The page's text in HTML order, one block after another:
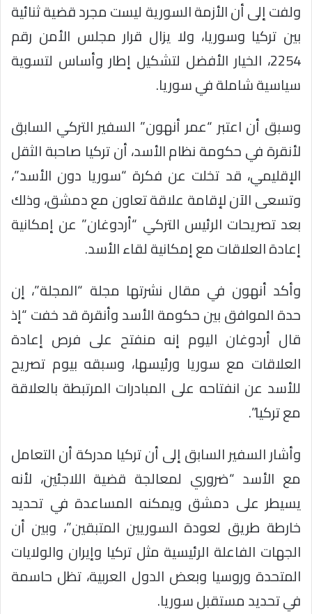
ولفت إلى أن الأزمة السورية ليست مجرد قضية ثنائية
بين تركيا وسوريا، ولا يزال قرار مجلس الأمن رقم
2254، الخيار الأفضل لتشكيل إطار وأساس لتسوية
سياسية شاملة في سوريا.
وسبق أن اعتبر “عمر أنهون” السفير التركي السابق
لأنقرة في حكومة نظام الأسد، أن تركيا صاحبة الثقل
الإقليمي، قد تخلت عن فكرة “سوريا دون الأسد”،
وتسعى الآن لإقامة علاقة تعاون مع دمشق، وذلك
بعد تصريحات الرئيس التركي “أردوغان” عن إمكانية
إعادة العلاقات مع إمكانية لقاء الأسد.
وأكد أنهون في مقال نشرتها مجلة “المجلة”، إن
حدة الموافق بين حكومة الأسد وأنقرة قد خفت “إذ
قال أردوغان اليوم إنه منفتح على فرص إعادة
العلاقات مع سوريا ورئيسها، وسبقه بيوم تصريح
للأسد عن انفتاحه على المبادرات المرتبطة بالعلاقة
مع تركيا”.
وأشار السفير السابق إلى أن تركيا مدركة أن التعامل
مع الأسد “ضروري لمعالجة قضية اللاجئين، لأنه
يسيطر على دمشق ويمكنه المساعدة في تحديد
خارطة طريق لعودة السوريين المتبقين”، وبين أن
الجهات الفاعلة الرئيسية مثل تركيا وإيران والولايات
المتحدة وروسيا وبعض الدول العربية، تظل حاسمة
في تحديد مستقبل سوريا.